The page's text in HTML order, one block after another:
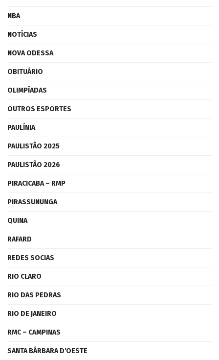
NBA
NOTÍCIAS
NOVA ODESSA
OBITUÁRIO
OLIMPÍADAS
OUTROS ESPORTES
PAULÍNIA
PAULISTÃO 2025
PAULISTÃO 2026
PIRACICABA – RMP
PIRASSUNUNGA
QUINA
RAFARD
REDES SOCIAS
RIO CLARO
RIO DAS PEDRAS
RIO DE JANEIRO
RMC – CAMPINAS
SANTA BÁRBARA D'OESTE